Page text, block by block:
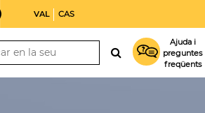
VAL CAS
Ajuda i
preguntes
freqüents